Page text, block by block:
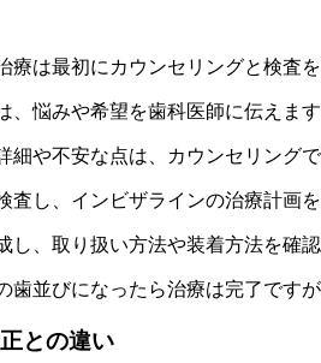
療は最初にカウンセリングと検査
、悩みや希望を歯科医師に伝えます
細や不安な点は、カウンセリング
査し、インビザラインの治療計画
し、取り扱い方法や装着方法を確
歯並びになったら治療は完了です
との違い